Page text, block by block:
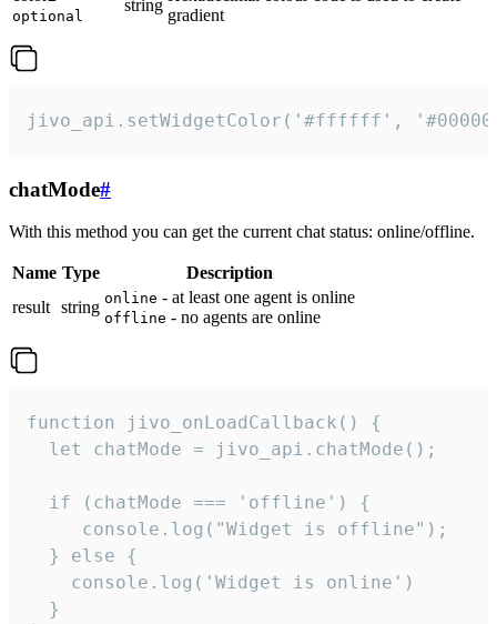
optional
string
gradient
jivo_api.setWidgetColor('#ffffff',
chatMode#
With this method you can get the current chat status: online/offline.
Name Type
Description
result string online - at least one agent is online
offline - no agents are online
function jivo_onLoadCallback() {
  let chatMode = jivo_api.chatMode();
  if (chatMode === 'offline') {
     console.log("Widget is offline");
  } else {
    console.log('Widget is online')
  }